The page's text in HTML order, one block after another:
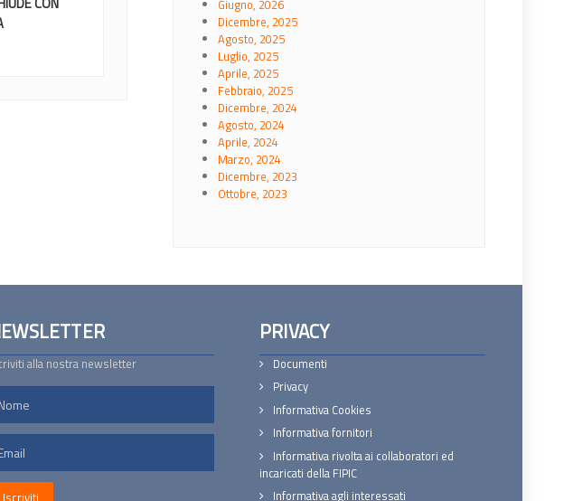
Giugno, 2026
Dicembre, 2025
Agosto, 2025
Luglio, 2025
Aprile, 2025
Febbraio, 2025
Dicembre, 2024
Agosto, 2024
Aprile, 2024
Marzo, 2024
Dicembre, 2023
Ottobre, 2023
alla nostra newsletter
PRIVACY
Documenti
Privacy
Informativa Cookies
Informativa fornitori
Informativa rivolta ai collaboratori ed
incaricati della FIPIC
Informativa agli interessati